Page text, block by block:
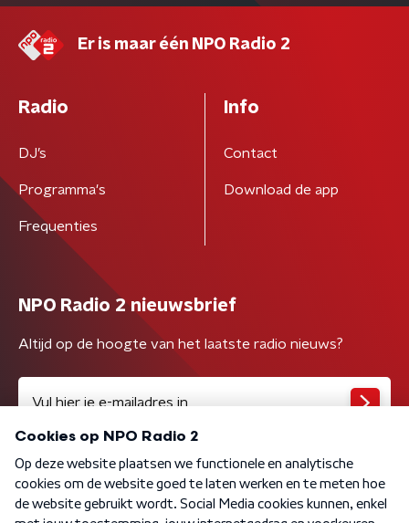
Er is maar één NPO Radio 2
Radio
DJ’s
Programma's
Frequenties
Info
Contact
Download de app
NPO Radio 2 nieuwsbrief
Altijd op de hoogte van het laatste radio nieuws?
Algemene voorwaarden